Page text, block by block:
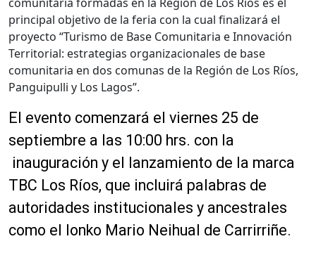
comunitaria formadas en la Región de Los Ríos es el
principal objetivo de la feria con la cual finalizará el
proyecto “Turismo de Base Comunitaria e Innovación
Territorial: estrategias organizacionales de base
comunitaria en dos comunas de la Región de Los Ríos,
Panguipulli y Los Lagos”.
El evento comenzará el viernes 25 de
septiembre a las 10:00 hrs. con la
inauguración y el lanzamiento de la marca
TBC Los Ríos, que incluirá palabras de
autoridades institucionales y ancestrales
como el lonko Mario Neihual de Carrirriñe.